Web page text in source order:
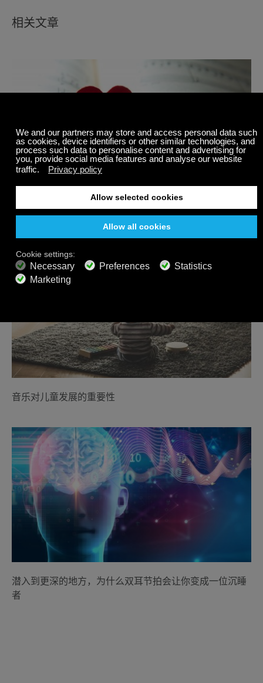
相关文章
心脏健康和保健音乐：实现强健健康心脏的指南
音乐对儿童发展的重要性
潜入到更深的地方，为什么双耳节拍会让你变成一位沉睡
者